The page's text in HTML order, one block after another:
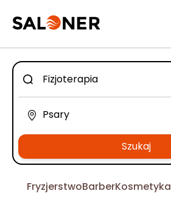
Szukaj
FryzjerstwoBarberKosmetyka